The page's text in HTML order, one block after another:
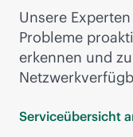
Unsere
Probleme
erkennen und
Serviceübersicht